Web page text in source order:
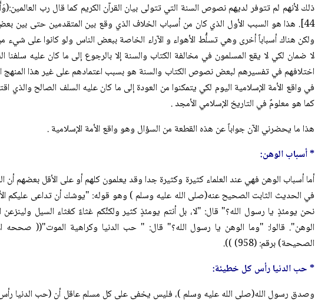
ذلك لأنهم لم تتوفر لديهم نصوص السنة التي تتولى بيان القرآن الكريم كما قال رب
44]. هذا هو السبب الأول الذي كان من أسباب الخلاف الذي وقع بين المتقدمين حتى بين بعض
ولكن هناك أسباباً أخرى وهي تسلُّط الأهواء و الآراء الخاصة ببعض الناس ولو كانوا على شيء
لا ضمان لكي لا يقع المسلمون في مخالفة الكتاب والسنة إلا بالرجوع إلى ما كان عليه سلفنا
اختلافهم في تفسيرهم لبعض نصوص الكتاب والسنة هو بسبب اعتمادهم على غير هذا المنهج
في واقع الأمة الإسلامية اليوم لكي يتمكنوا من العودة إلى ما كان عليه السلف الصالح
كما هو معلومٌ في التاريخ الإسلامي الأمجد .
هذا ما يحضرني الآن جواباً عن هذه القطعة من السؤال وهو واقع الأمة الإسلامية .
* أسباب الوهن:
أما أسباب الوهن فهي عند العلماء كثيرة وكثيرة جدا وقد يعلمون كلهم أو على الأقل بعضهم
في الحديث الثابت الصحيح عنه(صلی الله علیه وسلم ) وهو قوله: "يوشك أن تداعى عليكم
نحن يومئذٍ يا رسول الله؟" قال: "لا، بل أنتم يومئذٍ كثير ولكنَّكم غثاءٌ كغثاء السيل
الوهن". قالوا: "وما الوهن يا رسول الله؟" قال: " حب الدنيا وكراهية الموت"(( صححه
الصحيحة) برقم: (958) )).
* حب الدنيا رأس كل خطيئة: